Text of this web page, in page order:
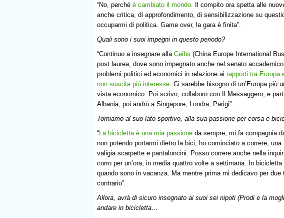
“No, perché è cambiato il mondo . Il compito ora spetta alle
anche critica, di approfondimento, di sensibilizzazione su
occuparmi di politica. Game over, la gara è finita”.
Quali sono i suoi impegni in questo periodo?
“Continuo a insegnare alla Ceibs (China Europe International
post laurea, dove sono impegnato anche nel senato
problemi politici ed economici in relazione ai rapporti tra Europa
non suscita più interesse . Ci sarebbe bisogno di un’Europa
vista economico. Poi scrivo, collaboro con Il Messaggero, e
Albania, poi andrò a Singapore, Londra, Parigi”.
Torniamo al suo lato sportivo, alla sua passione per corsa e
“ La bicicletta è una mia passione da sempre, mi fa compagnia
non potendo portarmi dietro la bici, ho cominciato a correre,
valigia scarpette e pantaloncini. Posso correre anche nella
corro per un’ora, in media quattro volte a settimana. In
quando sono in vacanza. Ma mentre prima mi dedicavo per
contrario”.
Allora, avrà di sicuro insegnato ai suoi sei nipoti (Prodi e la
andare in bicicletta…